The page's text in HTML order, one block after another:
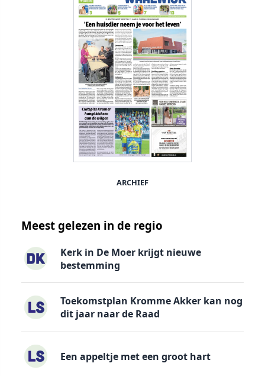
ARCHIEF
Meest gelezen in de regio
Kerk in De Moer krijgt nieuwe
bestemming
Toekomstplan Kromme Akker kan nog
dit jaar naar de Raad
Een appeltje met een groot hart